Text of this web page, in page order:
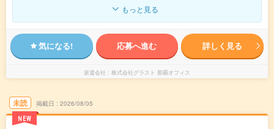
もっと見る
気になる! 応募へ進む 詳しく見る
派遣会社 株式会社グラスト 那覇オフィス
未読
NEW
掲載日 2026/08/05